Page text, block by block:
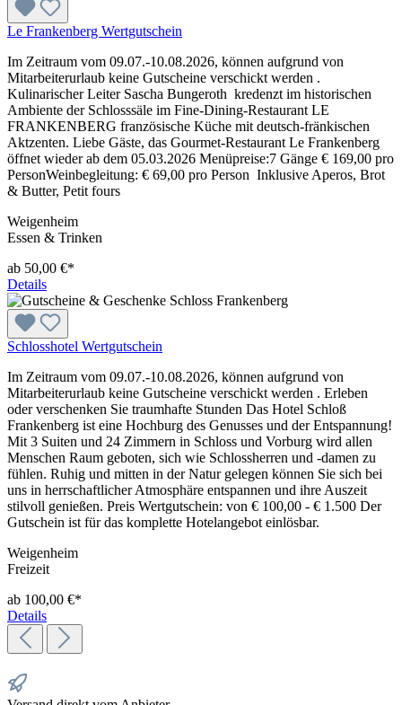
Le Frankenberg Wertgutschein
Im Zeitraum vom 09.07.-10.08.2026, können aufgrund von
Mitarbeiterurlaub keine Gutscheine verschickt werden .
Kulinarischer Leiter Sascha Bungeroth kredenzt im historischen
Ambiente der Schlosssäle im Fine-Dining-Restaurant LE
FRANKENBERG französische Küche mit deutsch-fränkischen
Aktzenten. Liebe Gäste, das Gourmet-Restaurant Le Frankenberg
öffnet wieder ab dem 05.03.2026 Menüpreise:7 Gänge € 169,00 pro
PersonWeinbegleitung: € 69,00 pro Person Inklusive Aperos, Brot
& Butter, Petit fours
Weigenheim
Essen & Trinken
ab 50,00 €*
Details
Schlosshotel Wertgutschein
Im Zeitraum vom 09.07.-10.08.2026, können aufgrund von
Mitarbeiterurlaub keine Gutscheine verschickt werden . Erleben
oder verschenken Sie traumhafte Stunden Das Hotel Schloß
Frankenberg ist eine Hochburg des Genusses und der Entspannung!
Mit 3 Suiten und 24 Zimmern in Schloss und Vorburg wird allen
Menschen Raum geboten, sich wie Schlossherren und -damen zu
fühlen. Ruhig und mitten in der Natur gelegen können Sie sich bei
uns in herrschaftlicher Atmosphäre entspannen und ihre Auszeit
stilvoll genießen. Preis Wertgutschein: von € 100,00 - € 1.500 Der
Gutschein ist für das komplette Hotelangebot einlösbar.
Weigenheim
Freizeit
ab 100,00 €*
Details